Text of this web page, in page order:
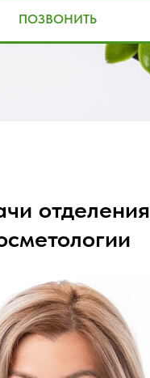
ПОЗВОНИТЬ
отделения